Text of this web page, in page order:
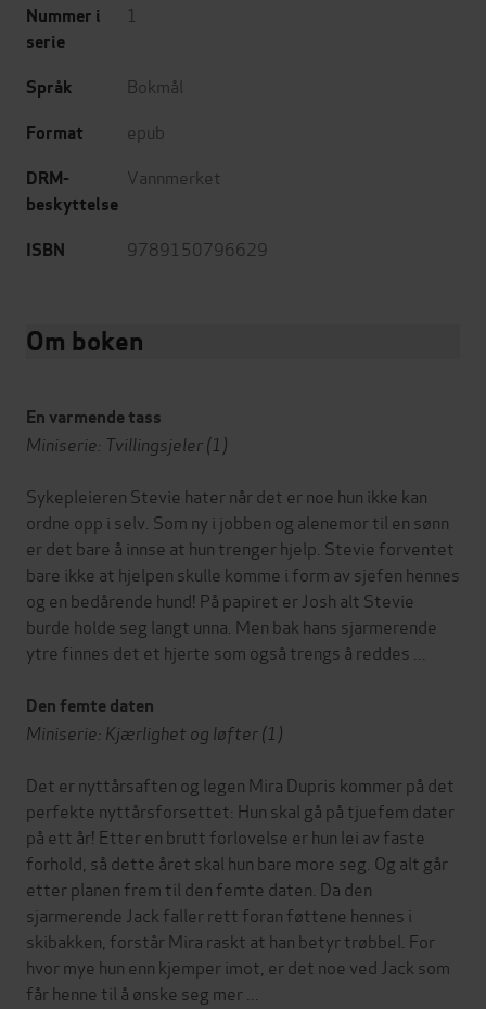
Nummer i
serie
1
Språk Bokmål
Format epub
DRM-
beskyttelse
Vannmerket
ISBN 9789150796629
Om boken
En varmende tass
Miniserie: Tvillingsjeler (1)
Sykepleieren Stevie hater når det er noe hun ikke kan
ordne opp i selv. Som ny i jobben og alenemor til en sønn
er det bare å innse at hun trenger hjelp. Stevie forventet
bare ikke at hjelpen skulle komme i form av sjefen hennes
og en bedårende hund! På papiret er Josh alt Stevie
burde holde seg langt unna. Men bak hans sjarmerende
ytre finnes det et hjerte som også trengs å reddes ...
Den femte daten
Miniserie: Kjærlighet og løfter (1)
Det er nyttårsaften og legen Mira Dupris kommer på det
perfekte nyttårsforsettet: Hun skal gå på tjuefem dater
på ett år! Etter en brutt forlovelse er hun lei av faste
forhold, så dette året skal hun bare more seg. Og alt går
etter planen frem til den femte daten. Da den
sjarmerende Jack faller rett foran føttene hennes i
skibakken, forstår Mira raskt at han betyr trøbbel. For
hvor mye hun enn kjemper imot, er det noe ved Jack som
får henne til å ønske seg mer ...